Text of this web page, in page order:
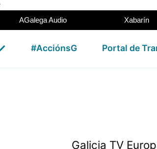
AGalega Audio Xabarín
#AcciónsG Portal de
Galicia TV